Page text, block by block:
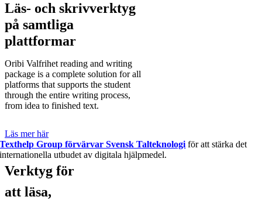
Läs- och skrivverktyg
på samtliga
plattformar
Oribi Valfrihet reading and writing
package is a complete solution for all
platforms that supports the student
through the entire writing process,
from idea to finished text.
Läs mer här
Texthelp Group förvärvar Svensk Talteknologi för att stärka det
internationella utbudet av digitala hjälpmedel.
Verktyg för
att läsa,